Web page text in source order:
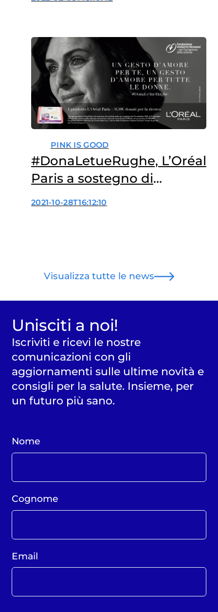
PINK IS GOOD
#DonaLetueRughe, L’Oréal
Paris a sostegno di
Fondazione
2021-10-28T16:12:10
Visualizza tutte le news
Unisciti a noi!
Iscriviti e ricevi le nostre
comunicazioni con gli
aggiornamenti sulle ultime novità e
consigli per la salute. Insieme, per
un futuro più sano.
Nome
Cognome
Email